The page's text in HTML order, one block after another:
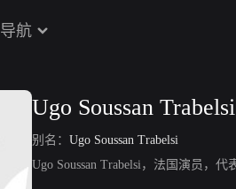
导航
Ugo Soussan Trabelsi
别名： Ugo Soussan Trabelsi
Ugo Soussan Trabelsi，法国演员，代